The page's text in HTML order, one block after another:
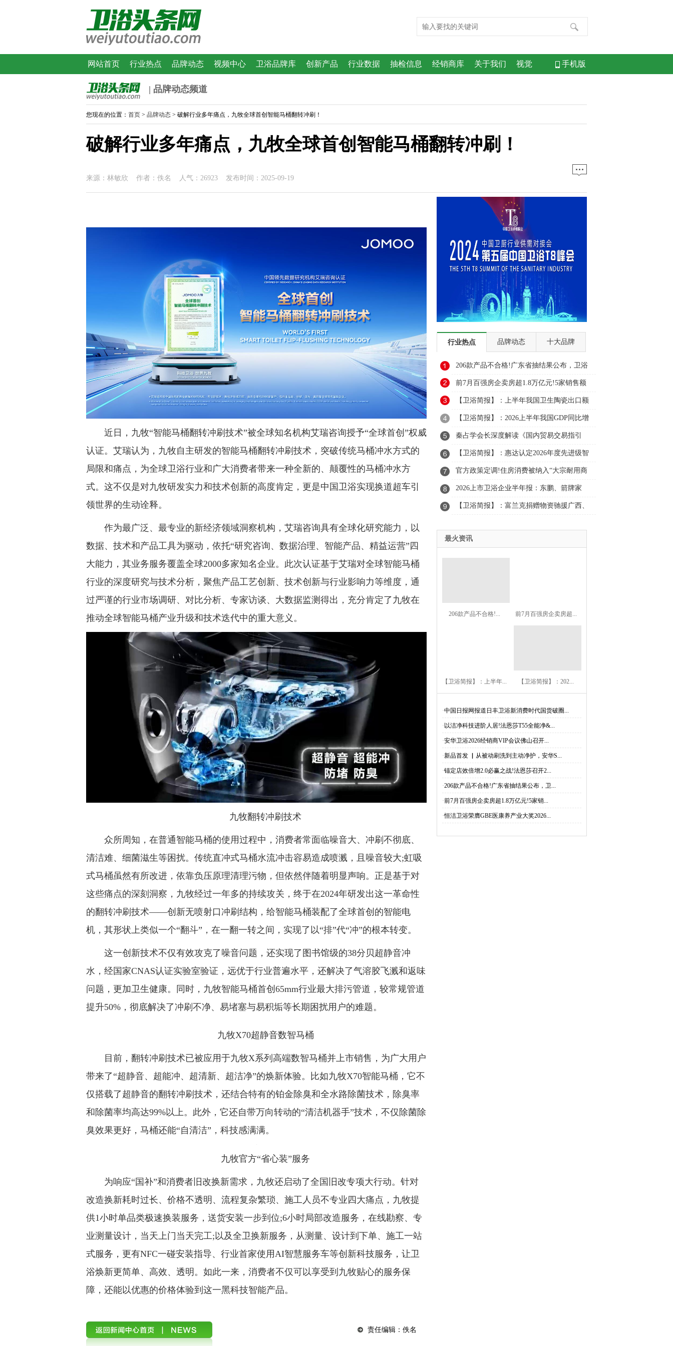
网站首页 行业热点 品牌动态 视频中心 卫浴品牌库 创新产品 行业数据 抽检信息 经销商库 关于我们 视觉 手机版
| 品牌动态频道
您现在的位置： 首页 > 品牌动态 > 破解行业多年痛点，九牧全球首创智能马桶翻转冲刷！
破解行业多年痛点，九牧全球首创智能马桶翻转冲刷！
来源：林敏欣 作者：佚名 人气：26923 发布时间：2025-09-19
近日，九牧“智能马桶翻转冲刷技术”被全球知名机构艾瑞咨询授予“全球首创”权威
认证。艾瑞认为，九牧自主研发的智能马桶翻转冲刷技术，突破传统马桶冲水方式的
局限和痛点，为全球卫浴行业和广大消费者带来一种全新的、颠覆性的马桶冲水方
式。这不仅是对九牧研发实力和技术创新的高度肯定，更是中国卫浴实现换道超车引
领世界的生动诠释。
作为最广泛、最专业的新经济领域洞察机构，艾瑞咨询具有全球化研究能力，以
数据、技术和产品工具为驱动，依托“研究咨询、数据治理、智能产品、精益运营”四
大能力，其业务服务覆盖全球2000多家知名企业。此次认证基于艾瑞对全球智能马桶
行业的深度研究与技术分析，聚焦产品工艺创新、技术创新与行业影响力等维度，通
过严谨的行业市场调研、对比分析、专家访谈、大数据监测得出，充分肯定了九牧在
推动全球智能马桶产业升级和技术迭代中的重大意义。
九牧翻转冲刷技术
众所周知，在普通智能马桶的使用过程中，消费者常面临噪音大、冲刷不彻底、
清洁难、细菌滋生等困扰。传统直冲式马桶水流冲击容易造成喷溅，且噪音较大;虹吸
式马桶虽然有所改进，依靠负压原理清理污物，但依然伴随着明显声响。正是基于对
这些痛点的深刻洞察，九牧经过一年多的持续攻关，终于在2024年研发出这一革命性
的翻转冲刷技术——创新无喷射口冲刷结构，给智能马桶装配了全球首创的智能电
机，其形状上类似一个“翻斗”，在一翻一转之间，实现了以“排”代“冲”的根本转变。
这一创新技术不仅有效攻克了噪音问题，还实现了图书馆级的38分贝超静音冲
水，经国家CNAS认证实验室验证，远优于行业普遍水平，还解决了气溶胶飞溅和返味
问题，更加卫生健康。同时，九牧智能马桶首创65mm行业最大排污管道，较常规管道
提升50%，彻底解决了冲刷不净、易堵塞与易积垢等长期困扰用户的难题。
九牧X70超静音数智马桶
目前，翻转冲刷技术已被应用于九牧X系列高端数智马桶并上市销售，为广大用户
带来了“超静音、超能冲、超清新、超洁净”的焕新体验。比如九牧X70智能马桶，它不
仅搭载了超静音的翻转冲刷技术，还结合特有的铂金除臭和全水路除菌技术，除臭率
和除菌率均高达99%以上。此外，它还自带万向转动的“清洁机器手”技术，不仅除菌除
臭效果更好，马桶还能“自清洁”，科技感满满。
九牧官方“省心装”服务
为响应“国补”和消费者旧改换新需求，九牧还启动了全国旧改专项大行动。针对
改造换新耗时过长、价格不透明、流程复杂繁琐、施工人员不专业四大痛点，九牧提
供1小时单品类极速换装服务，送货安装一步到位;6小时局部改造服务，在线勘察、专
业测量设计，当天上门当天完工;以及全卫换新服务，从测量、设计到下单、施工一站
式服务，更有NFC一碰安装指导、行业首家使用AI智慧服务车等创新科技服务，让卫
浴焕新更简单、高效、透明。如此一来，消费者不仅可以享受到九牧贴心的服务保
障，还能以优惠的价格体验到这一黑科技智能产品。
责任编辑：佚名
行业热点 品牌动态 十大品牌
206款产品不合格!广东省抽结果公布，卫浴
多品类上榜
前7月百强房企卖房超1.8万亿元!5家销售额
超千亿元
【卫浴简报】：上半年我国卫生陶瓷出口额
大幅下降3成、悍高、大白......
【卫浴简报】：2026上半年我国GDP同比增
长4.7%！安华、埃飞灵...
秦占学会长深度解读《国内贸易交易指引
（试行）》
【卫浴简报】：惠达认定2026年度先进级智
能工厂、鹰卫浴、日丰……
官方政策定调!住房消费被纳入“大宗耐用商
品”首位
2026上市卫浴企业半年报：东鹏、箭牌家
居、惠达、帝欧……
【卫浴简报】：富兰克捐赠物资驰援广西、
岛、COSO、科勒、松下......
最火资讯
206款产品不合格!... 前7月百强房企卖房超...
【卫浴简报】：上半年... 【卫浴简报】：202...
·中国日报网报道日丰卫浴新消费时代国货破圈...
· 以洁净科技进阶人居!法恩莎T55全能净&...
·安华卫浴2026经销商VIP会议佛山召开...
·新品首发 ▏从被动刷洗到主动净护，安华S...
·锚定店效倍增2.0必赢之战!法恩莎召开2...
·206款产品不合格!广东省抽结果公布，卫...
·前7月百强房企卖房超1.8万亿元!5家销...
·恒洁卫浴荣膺GBE医康养产业大奖2026...